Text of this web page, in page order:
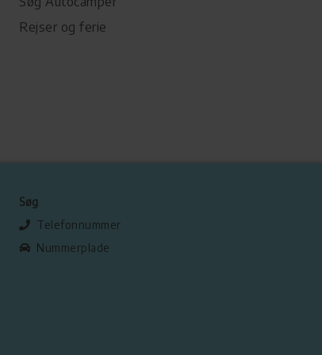
Rejser og ferie
Søg
Telefonnummer
Nummerplade